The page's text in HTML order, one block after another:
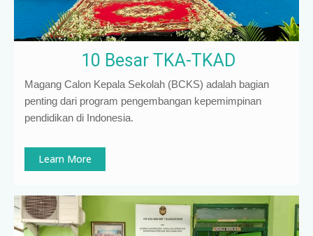
10 Besar TKA-TKAD
Magang Calon Kepala Sekolah (BCKS) adalah bagian
penting dari program pengembangan kepemimpinan
pendidikan di Indonesia.
Learn More